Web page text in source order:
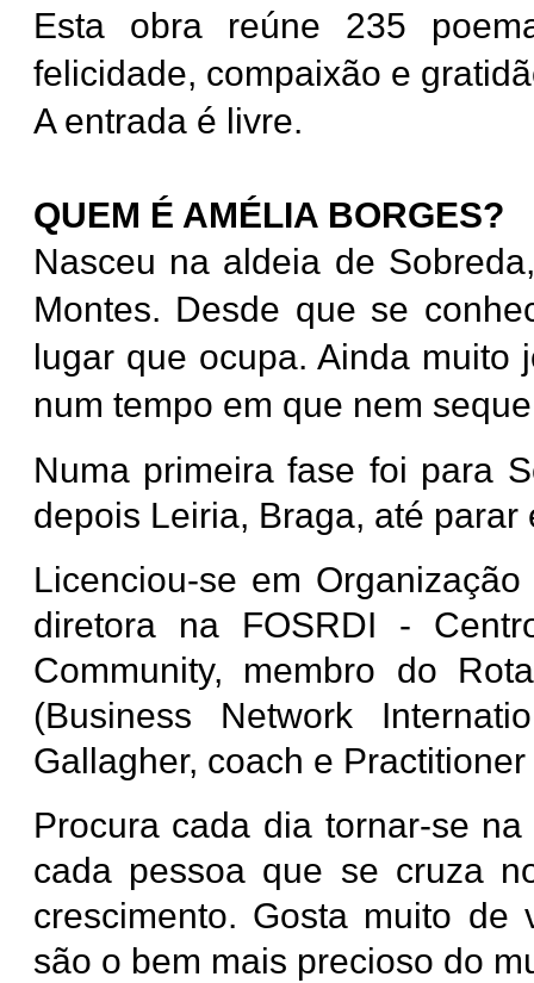
Esta obra reúne 235
felicidade, compaixão e
A entrada é livre.
QUEM É AMÉLIA BORGES?
Nasceu na aldeia de
Montes. Desde que se
lugar que ocupa. Ainda
num tempo em que nem
Numa primeira fase foi para
depois Leiria, Braga, até parar
Licenciou-se em
diretora na FOSRDI -
Community, membro do
(Business Network
Gallagher, coach e
Procura cada dia tornar-se
cada pessoa que se cruza
crescimento. Gosta muito
são o bem mais precioso do